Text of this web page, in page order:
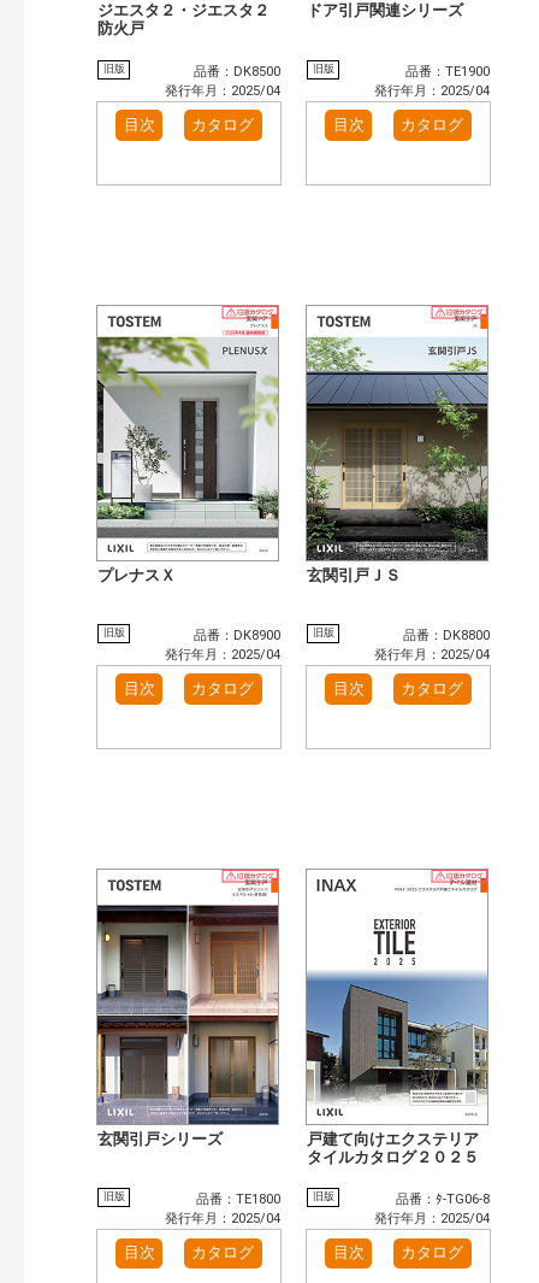
ジエスタ２・ジエスタ２
防火戸
旧版
品番：DK8500
発行年月：2025/04
目次 カタログ
ドア引戸関連シリーズ
旧版
品番：TE1900
発行年月：2025/04
目次 カタログ
プレナスＸ
旧版
品番：DK8900
発行年月：2025/04
目次 カタログ
玄関引戸ＪＳ
旧版
品番：DK8800
発行年月：2025/04
目次 カタログ
玄関引戸シリーズ
旧版
品番：TE1800
発行年月：2025/04
目次 カタログ
戸建て向けエクステリア
タイルカタログ２０２５
旧版
品番：ﾀ-TG06-8
発行年月：2025/04
目次 カタログ